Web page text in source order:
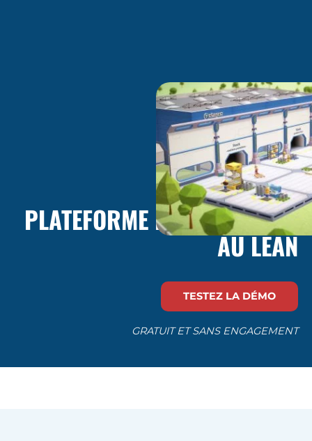
ESSAYEZ NOTRE
PLATEFORME DE FORMATION
AU LEAN
TESTEZ LA DÉMO
GRATUIT ET SANS ENGAGEMENT